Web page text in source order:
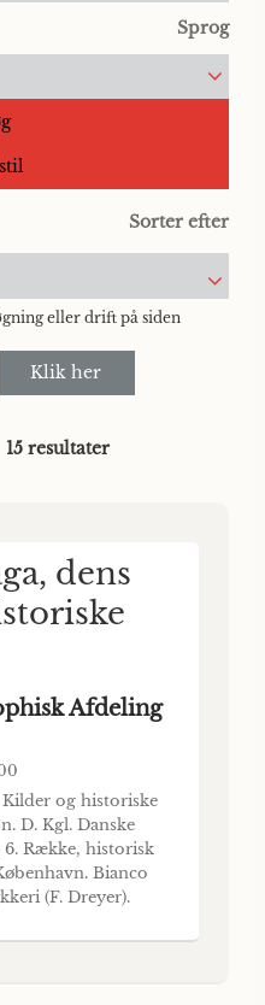
Sprog
Sorter efter
eller drift på siden
Klik her
15 resultater
dens
Afdeling
og historiske
D. Kgl. Danske
6. Række, historisk
Bianco
(F. Dreyer).
Sans og